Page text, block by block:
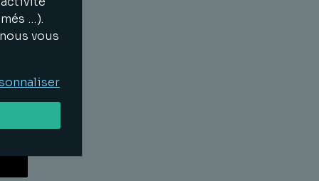
Lire la suite
…).
vous